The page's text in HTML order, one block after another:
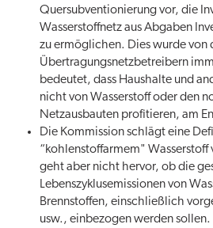
Quersubventionierung vor, die
Wasserstoffnetz aus Abgaben
zu ermöglichen. Dies wurde von
Übertragungsnetzbetreibern
bedeutet, dass Haushalte und
nicht von Wasserstoff oder den
Netzausbauten profitieren, am
Die Kommission schlägt eine
“kohlenstoffarmem" Wasserstoff
geht aber nicht hervor, ob die
Lebenszyklusemissionen von
Brennstoffen, einschließlich
usw., einbezogen werden sollen.